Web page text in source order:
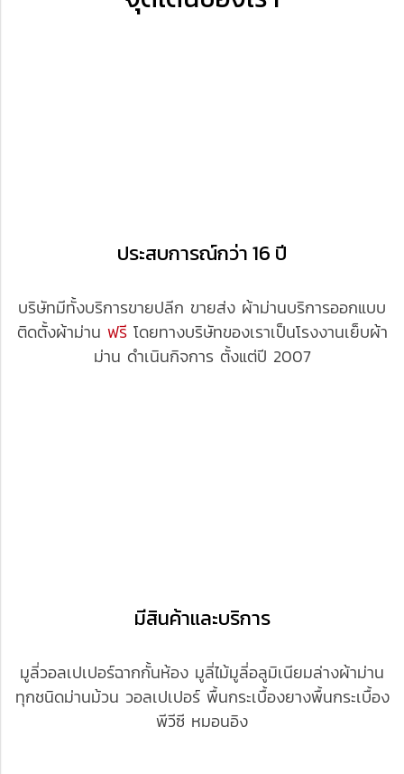
ประสบการณ์กว่า 16 ปี
บริษัทมีทั้งบริการขายปลีก ขายส่ง ผ้าม่านบริการออกแบบ
ติดตั้งผ้าม่าน ฟรีโดยทางบริษัทของเราเป็นโรงงานเย็บผ้า
ม่าน ดำเนินกิจการ ตั้งแต่ปี 2007
มีสินค้าและบริการ
มูลี่วอลเปเปอร์ฉากกั้นห้อง มูลี่ไม้มูลี่อลูมิเนียมล่างผ้าม่าน
ทุกชนิดม่านม้วน วอลเปเปอร์ พื้นกระเบื้องยางพื้นกระเบื้อง
พีวีซี หมอนอิง